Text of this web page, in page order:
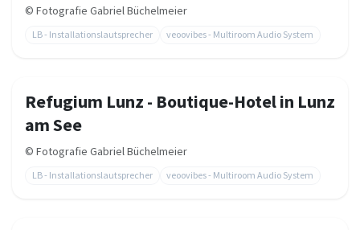
© Fotografie Gabriel Büchelmeier
LB - Installationslautsprecher veoovibes - Multiroom Audio System
Refugium Lunz - Boutique-Hotel in Lunz
am See
© Fotografie Gabriel Büchelmeier
LB - Installationslautsprecher veoovibes - Multiroom Audio System